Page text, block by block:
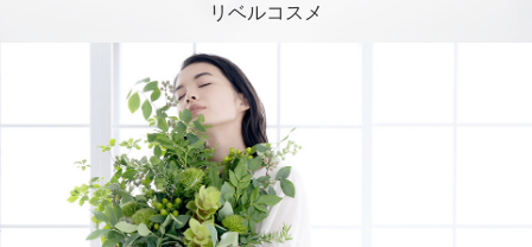
リベルコスメ